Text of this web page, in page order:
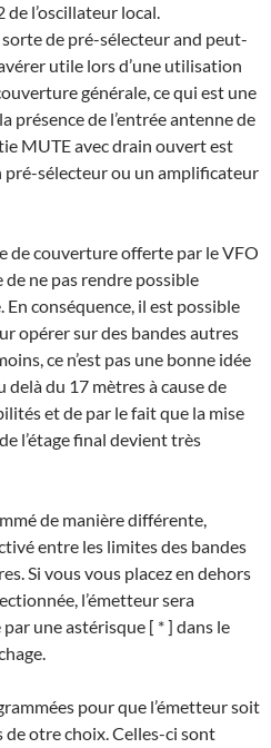
de l’oscillateur local.
de pré-sélecteur and peut-
utile lors d’une utilisation
générale, ce qui est une
présence de l’entrée antenne de
MUTE avec drain ouvert est
sélecteur ou un amplificateur
de couverture offerte par le VFO
ne pas rendre possible
conséquence, il est possible
opérer sur des bandes autres
ce n’est pas une bonne idée
du 17 mètres à cause de
et de par le fait que la mise
l’étage final devient très
de manière différente,
entre les limites des bandes
Si vous vous placez en dehors
l’émetteur sera
une astérisque [ * ] dans le
pour que l’émetteur soit
otre choix. Celles-ci sont